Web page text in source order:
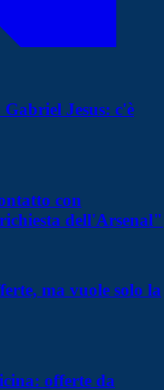
Jesus: c'è
con
dell'Arsenal"
ma vuole solo la
offerte da